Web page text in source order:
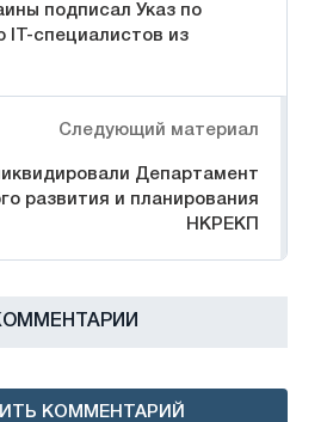
подписал Указ по
ІТ-специалистов из
Следующий материал
Департамент
развития и планирования
НКРЕКП
КОММЕНТАРИЙ